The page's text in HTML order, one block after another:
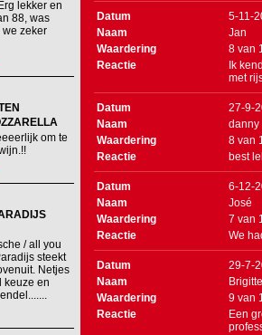
lekker en
88, was
we zeker
om te
/ all you
steekt
Netjes
keuze en
Datum
5-11-
Naam
Jan
Waardering
8 van
Reactie
Ik
met
Datum
27-9-
Naam
danny
Waardering
8 van
Reactie
best
Datum
6-12-
Naam
José
Waardering
7 van
Reactie
We
Datum
29-7-
Naam
Brigitte
Waardering
9 van
Reactie
Een